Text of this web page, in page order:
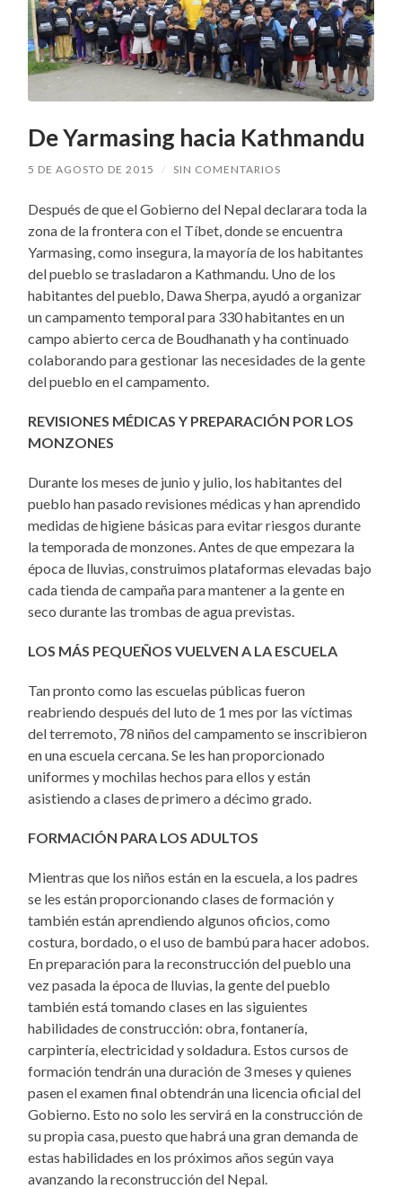
De Yarmasing hacia Kathmandu
5 DE AGOSTO DE 2015 / SIN COMENTARIOS
Después de que el Gobierno del Nepal declarara toda la
zona de la frontera con el Tíbet, donde se encuentra
Yarmasing, como insegura, la mayoría de los habitantes
del pueblo se trasladaron a Kathmandu. Uno de los
habitantes del pueblo, Dawa Sherpa, ayudó a organizar
un campamento temporal para 330 habitantes en un
campo abierto cerca de Boudhanath y ha continuado
colaborando para gestionar las necesidades de la gente
del pueblo en el campamento.
REVISIONES MÉDICAS Y PREPARACIÓN POR LOS
MONZONES
Durante los meses de junio y julio, los habitantes del
pueblo han pasado revisiones médicas y han aprendido
medidas de higiene básicas para evitar riesgos durante
la temporada de monzones. Antes de que empezara la
época de lluvias, construimos plataformas elevadas bajo
cada tienda de campaña para mantener a la gente en
seco durante las trombas de agua previstas.
LOS MÁS PEQUEÑOS VUELVEN A LA ESCUELA
Tan pronto como las escuelas públicas fueron
reabriendo después del luto de 1 mes por las víctimas
del terremoto, 78 niños del campamento se inscribieron
en una escuela cercana. Se les han proporcionado
uniformes y mochilas hechos para ellos y están
asistiendo a clases de primero a décimo grado.
FORMACIÓN PARA LOS ADULTOS
Mientras que los niños están en la escuela, a los padres
se les están proporcionando clases de formación y
también están aprendiendo algunos oficios, como
costura, bordado, o el uso de bambú para hacer adobos.
En preparación para la reconstrucción del pueblo una
vez pasada la época de lluvias, la gente del pueblo
también está tomando clases en las siguientes
habilidades de construcción: obra, fontanería,
carpintería, electricidad y soldadura. Estos cursos de
formación tendrán una duración de 3 meses y quienes
pasen el examen final obtendrán una licencia oficial del
Gobierno. Esto no solo les servirá en la construcción de
su propia casa, puesto que habrá una gran demanda de
estas habilidades en los próximos años según vaya
avanzando la reconstrucción del Nepal.